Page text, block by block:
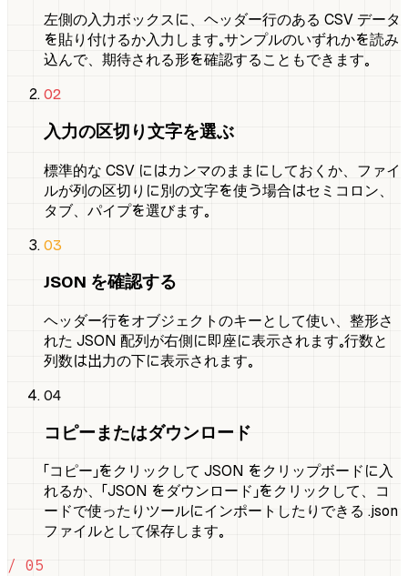
左側の入力ボックスに、ヘッダー行のある CSV データ
を貼り付けるか入力します。サンプルのいずれかを読み
込んで、期待される形を確認することもできます。
02
入力の区切り文字を選ぶ
標準的な CSV にはカンマのままにしておくか、ファイ
ルが列の区切りに別の文字を使う場合はセミコロン、
タブ、パイプを選びます。
03
JSON を確認する
ヘッダー行をオブジェクトのキーとして使い、整形さ
れた JSON 配列が右側に即座に表示されます。行数と
列数は出力の下に表示されます。
04
コピーまたはダウンロード
「コピー」をクリックして JSON をクリップボードに入
れるか、「JSON をダウンロード」をクリックして、コ
ードで使ったりツールにインポートしたりできる .json
ファイルとして保存します。
/ 05